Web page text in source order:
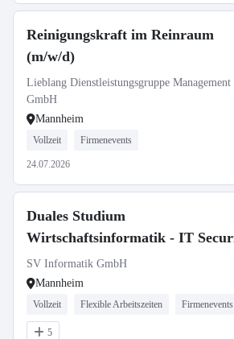
Reinigungskraft im Reinraum
(m/w/d)
Lieblang Dienstleistungsgruppe Management
GmbH
Mannheim
Vollzeit Firmenevents
24.07.2026
Duales Studium
Wirtschaftsinformatik - IT
SV Informatik GmbH
Mannheim
Vollzeit Flexible Arbeitszeiten Firmenevents
5